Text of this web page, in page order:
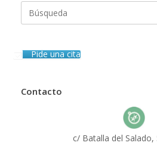
Buscar:
Pide una cita
Contacto
c/ Batalla del Salado,